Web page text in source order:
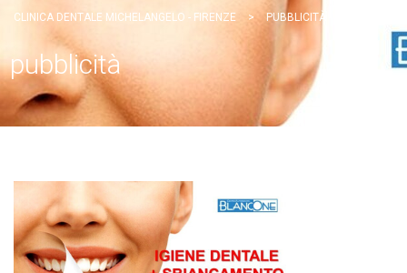
CLINICA DENTALE MICHELANGELO - FIRENZE > PUBBLICITÀ
pubblicità